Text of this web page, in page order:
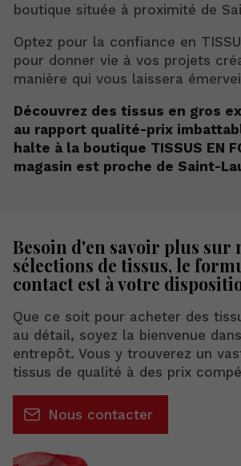
boutique située à proximité de
Optez pour la confiance en
pour donner vie à vos projets
manière qui vous laissera
Découvrez des tissus en gros
au rapport qualité-prix
halte à la boutique TISSUS EN
magasin est proche de Saint-
Besoin d'en savoir plus sur
sélections de tissus, le
contact est à votre
Que ce soit pour acheter des
au détail, soyez la bienvenue
entrepôt. Vous y trouverez un
tissus de qualité à des prix
Nous contacter